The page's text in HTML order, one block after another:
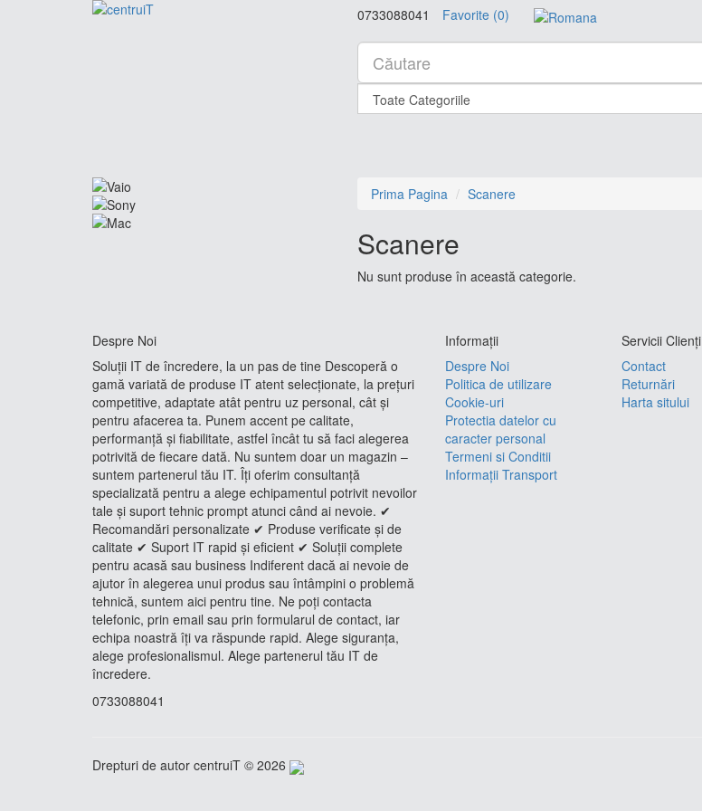
0733088041 Favorite (0)
Prima Pagina Scanere
Scanere
Nu sunt produse în această categorie.
Despre Noi
Soluții IT de încredere, la un pas de tine Descoperă o
gamă variată de produse IT atent selecționate, la prețuri
competitive, adaptate atât pentru uz personal, cât și
pentru afacerea ta. Punem accent pe calitate,
performanță și fiabilitate, astfel încât tu să faci alegerea
potrivită de fiecare dată. Nu suntem doar un magazin –
suntem partenerul tău IT. Îți oferim consultanță
specializată pentru a alege echipamentul potrivit nevoilor
tale și suport tehnic prompt atunci când ai nevoie. ✔
Recomandări personalizate ✔ Produse verificate și de
calitate ✔ Suport IT rapid și eficient ✔ Soluții complete
pentru acasă sau business Indiferent dacă ai nevoie de
ajutor în alegerea unui produs sau întâmpini o problemă
tehnică, suntem aici pentru tine. Ne poți contacta
telefonic, prin email sau prin formularul de contact, iar
echipa noastră îți va răspunde rapid. Alege siguranța,
alege profesionalismul. Alege partenerul tău IT de
încredere.
0733088041
Informaţii
Despre Noi
Politica de utilizare
Cookie-uri
Protectia datelor cu
caracter personal
Termeni si Conditii
Informații Transport
Servicii Clienţi
Contact
Returnări
Harta sitului
Drepturi de autor centruiT © 2026